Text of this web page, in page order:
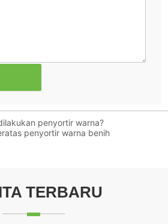
penyortir warna?
penyortir warna benih
TERBARU